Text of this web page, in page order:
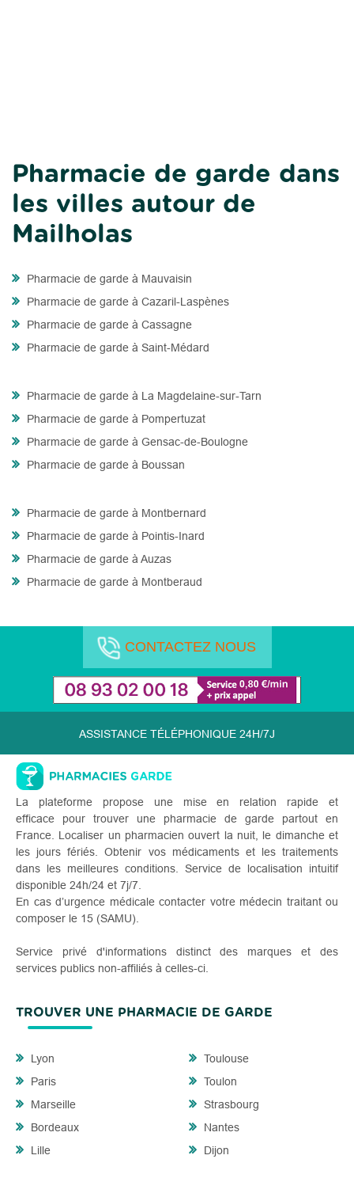
Pharmacie de garde dans
les villes autour de
Mailholas
Pharmacie de garde à Mauvaisin
Pharmacie de garde à Cazaril-Laspènes
Pharmacie de garde à Cassagne
Pharmacie de garde à Saint-Médard
Pharmacie de garde à La Magdelaine-sur-Tarn
Pharmacie de garde à Pompertuzat
Pharmacie de garde à Gensac-de-Boulogne
Pharmacie de garde à Boussan
Pharmacie de garde à Montbernard
Pharmacie de garde à Pointis-Inard
Pharmacie de garde à Auzas
Pharmacie de garde à Montberaud
CONTACTEZ NOUS
ASSISTANCE TÉLÉPHONIQUE 24H/7J
La plateforme propose une mise en relation rapide et
efficace pour trouver une pharmacie de garde partout en
France. Localiser un pharmacien ouvert la nuit, le dimanche et
les jours fériés. Obtenir vos médicaments et les traitements
dans les meilleures conditions. Service de localisation intuitif
disponible 24h/24 et 7j/7.
En cas d’urgence médicale contacter votre médecin traitant ou
composer le 15 (SAMU).
Service privé d'informations distinct des marques et des
services publics non-affiliés à celles-ci.
TROUVER UNE PHARMACIE DE GARDE
Lyon
Paris
Marseille
Bordeaux
Lille
Toulouse
Toulon
Strasbourg
Nantes
Dijon